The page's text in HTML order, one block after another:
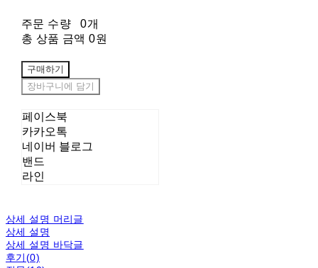
주문 수량
0개
총 상품 금액 0원
구매하기
장바구니에 담기
페이스북
카카오톡
네이버 블로그
밴드
라인
상세 설명 머리글
상세 설명
상세 설명 바닥글
후기(0)